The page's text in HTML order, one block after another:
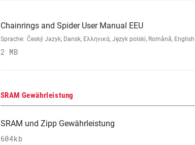
Chainrings and Spider User Manual EEU
Sprache: Český Jazyk, Dansk, Ελληνικά, Język polski, Română, English
2 MB
SRAM Gewährleistung
SRAM und Zipp Gewährleistung
604kb